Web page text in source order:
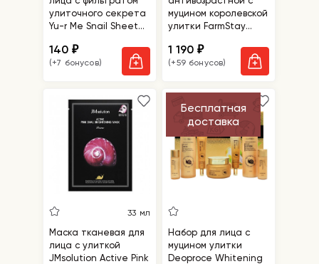
улиточного секрета
Yu-r Me Snail Sheet
140₽
(+7 бонусов)
муцином королевской
улитки FarmStay
Intensive Cream
1 190₽
(+59 бонусов)
33 мл
Маска тканевая для
лица с улиткой
JMsolution Active Pink
Бесплатная
доставка
Набор для лица с
муцином улитки
Deoproce Whitening